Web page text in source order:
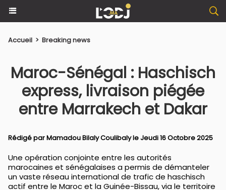
Accueil > Breaking news
Maroc-Sénégal : Haschisch
express, livraison piégée
entre Marrakech et Dakar
Rédigé parMamadou Bilaly Coulibalyle Jeudi 16 Octobre 2025
Une opération conjointe entre les autorités
marocaines et sénégalaises a permis de démanteler
un vaste réseau international de trafic de haschisch
actif entre le Maroc et la Guinée-Bissau, via le territoire